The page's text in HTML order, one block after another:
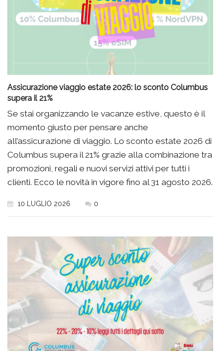
Assicurazione viaggio estate 2026: lo sconto Columbus
supera il 21%
Se stai organizzando le vacanze estive, questo è il
momento giusto per pensare anche
all’assicurazione di viaggio. Lo sconto estate 2026 di
Columbus supera il 21% grazie alla combinazione tra
promozioni, regali e nuovi servizi attivi per tutti i
clienti. Ecco le novità in vigore fino al 31 agosto 2026.
10 LUGLIO 2026 0